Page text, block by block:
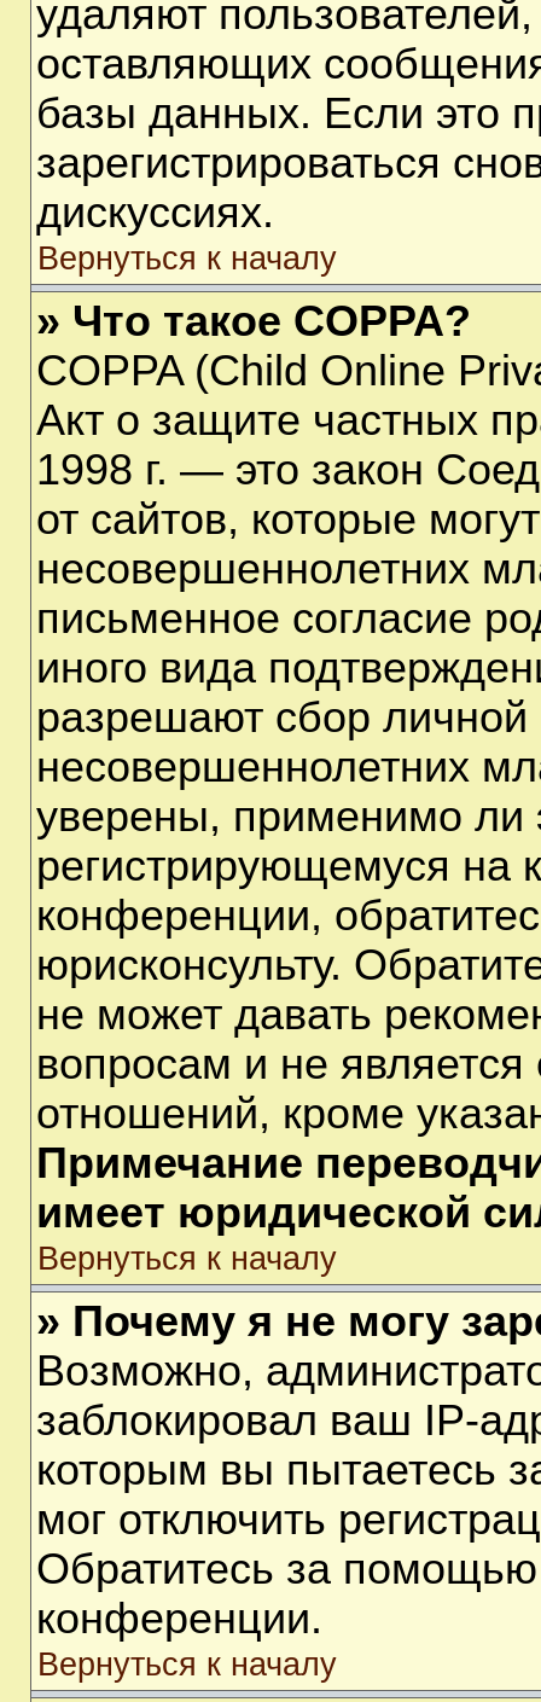
удаляют
оставляющих
базы данных. Если это
зарегистрироваться
дискуссиях.
Вернуться к началу
» Что такое COPPA?
COPPA (Child Online
Акт о защите частных
1998 г. — это закон
от сайтов, которые
несовершеннолетних
письменное согласие
иного вида
разрешают сбор
несовершеннолетних
уверены, применимо ли
регистрирующемуся на
конференции,
юрисконсульту.
не может давать
вопросам и не
отношений, кроме
Примечание
имеет юридической
Вернуться к началу
» Почему я не могу
Возможно,
заблокировал ваш IP-
которым вы пытаетесь
мог отключить
Обратитесь за помощью
конференции.
Вернуться к началу